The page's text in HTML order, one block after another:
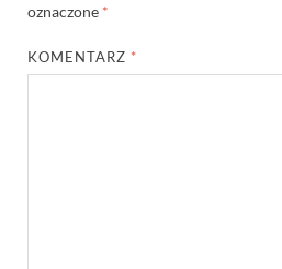
oznaczone *
KOMENTARZ *